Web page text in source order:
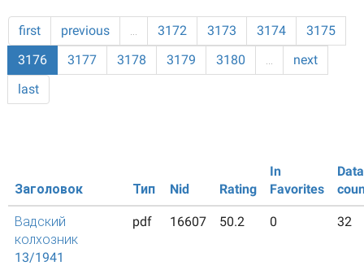
first previous … 3172 3173 3174
3175
3176
3177 3178 3179 3180 …
next
last
Заголовок Тип Nid Rating
In
Favorites
Data
Вадский
колхозник
13/1941
pdf 16607 50.2 0 32